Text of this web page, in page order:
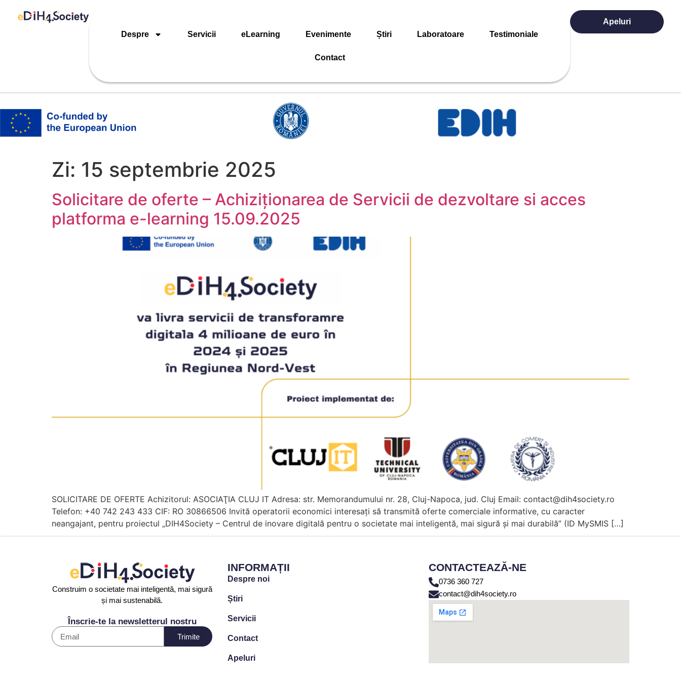
Despre Servicii eLearning Evenimente Știri Laboratoare Testimoniale
Contact
Apeluri
Zi: 15 septembrie 2025
Solicitare de oferte – Achiziționarea de Servicii de dezvoltare si acces
platforma e-learning 15.09.2025
SOLICITARE DE OFERTE Achizitorul: ASOCIAŢIA CLUJ IT Adresa: str. Memorandumului nr. 28, Cluj-Napoca, jud. Cluj Email: contact@dih4society.ro
Telefon: +40 742 243 433 CIF: RO 30866506 Invită operatorii economici interesați să transmită oferte comerciale informative, cu caracter
neangajant, pentru proiectul „DIH4Society – Centrul de inovare digitală pentru o societate mai inteligentă, mai sigură și mai durabilă” (ID MySMIS […]
Construim o societate mai inteligentă, mai sigură
și mai sustenabilă.
Înscrie-te la newsletterul nostru
Trimite
INFORMAȚII
Despre noi
Știri
Servicii
Contact
Apeluri
CONTACTEAZĂ-NE
0736 360 727
contact@dih4society.ro